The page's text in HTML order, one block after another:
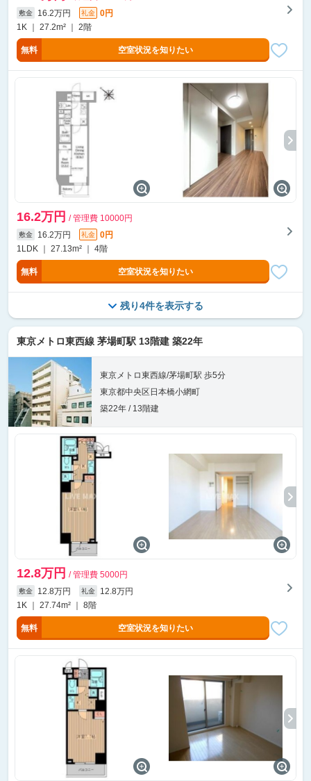
敷金 16.2万円 礼金
0円
1K ｜ 27.2m² ｜ 2階
無料 空室状況を知りたい
16.2万円 / 管理費 10000円
敷金 16.2万円 礼金
0円
1LDK ｜ 27.13m² ｜ 4階
無料 空室状況を知りたい
残り4件を表示する
東京メトロ東西線 茅場町駅 13階建 築22年
東京メトロ東西線/茅場町駅 歩5分
東京都中央区日本橋小網町
築22年 / 13階建
12.8万円 / 管理費 5000円
敷金 12.8万円 礼金
12.8万円
1K ｜ 27.74m² ｜ 8階
無料 空室状況を知りたい